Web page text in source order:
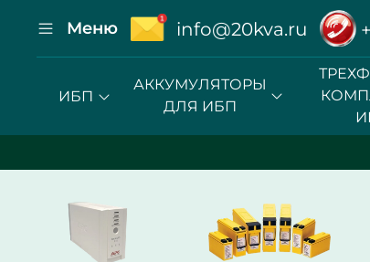
Меню info@20kva.ru
ИБП
АККУМУЛЯТОРЫ
ДЛЯ ИБП